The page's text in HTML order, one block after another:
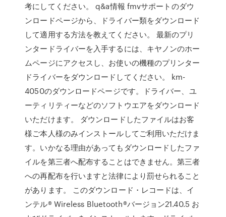
考にしてください。 q&a情報 fmvサポートのダウ
ンロードページから、ドライバー類をダウンロード
して適用する方法を教えてください。 最新のプリ
ンタードライバーを入手するには、キヤノンのホー
ムページにアクセスし、お使いの機種のプリンター
ドライバーをダウンロードしてください。 km-
4050のダウンロードページです。ドライバー、ユ
ーティリティーなどのソフトウエアをダウンロード
いただけます。 ダウンロードしたファイルはお客
様ご本人様のみインストールしてご利用いただけま
す。いかなる理由があってもダウンロードしたファ
イルを第三者へ配布することはできません。第三者
への再配布を行いますと法律により罰せられること
があります。 このダウンロード・レコードは、イ
ンテル® Wireless Bluetooth®バージョン21.40.5 お